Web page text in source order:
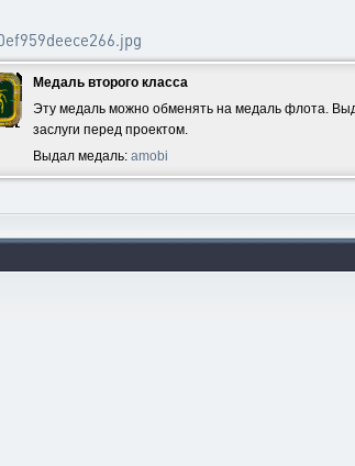
Медаль второго класса
Эту медаль можно обменять на медаль флота.
заслуги перед проектом.
Выдал медаль: amobi